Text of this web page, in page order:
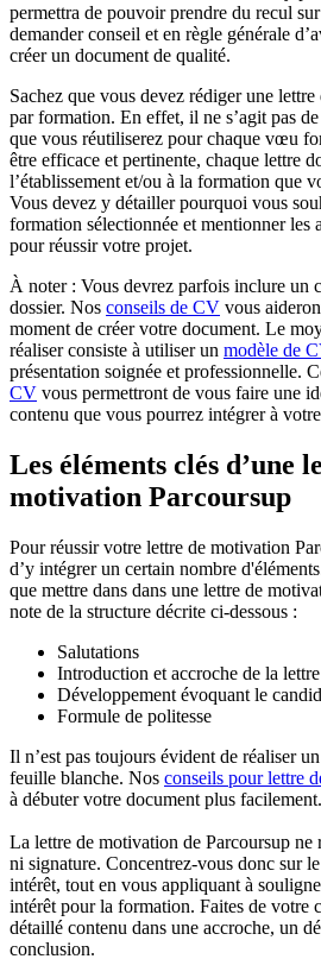
permettra de pouvoir prendre du recul
demander conseil et en règle générale
créer un document de qualité.
Sachez que vous devez rédiger une
par formation. En effet, il ne s’agit pas
que vous réutiliserez pour chaque vœu
être efficace et pertinente, chaque lettre
l’établissement et/ou à la formation que
Vous devez y détailler pourquoi vous
formation sélectionnée et mentionner les
pour réussir votre projet.
À noter : Vous devrez parfois inclure un
dossier. Nos conseils de CV vous
moment de créer votre document. Le
réaliser consiste à utiliser un modèle de
présentation soignée et professionnelle.
CV vous permettront de vous faire une
contenu que vous pourrez intégrer à
Les éléments clés d’une
motivation Parcoursup
Pour réussir votre lettre de motivation
d’y intégrer un certain nombre
que mettre dans dans une lettre de
note de la structure décrite ci-dessous :
Salutations
Introduction et accroche de la
Développement évoquant le
Formule de politesse
Il n’est pas toujours évident de réaliser
feuille blanche. Nos conseils pour lettre
à débuter votre document plus facilement.
La lettre de motivation de Parcoursup ne
ni signature. Concentrez-vous donc sur
intérêt, tout en vous appliquant à
intérêt pour la formation. Faites de votre
détaillé contenu dans une accroche, un
conclusion.